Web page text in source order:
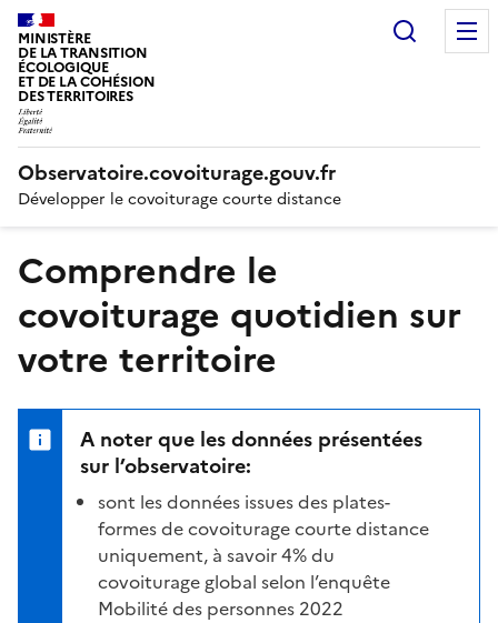
MINISTÈRE
DE LA TRANSITION
ÉCOLOGIQUE
ET DE LA COHÉSION
DES TERRITOIRES
Observatoire.covoiturage.gouv.fr
Développer le covoiturage courte distance
Comprendre le
covoiturage quotidien sur
votre territoire
A noter que les données présentées
sur l’observatoire:
sont les données issues des plates-
formes de covoiturage courte distance
uniquement, à savoir 4% du
covoiturage global selon l’enquête
Mobilité des personnes 2022